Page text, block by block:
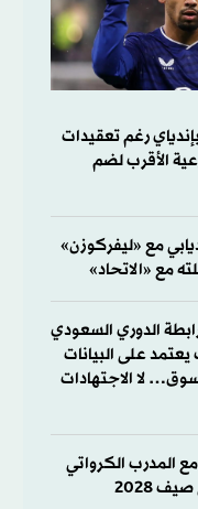
رغم تعقيدات
الأقرب لضم
مع «ليفركوزن»
مع «الاتحاد»
الدوري السعودي
يعتمد على البيانات
لا الاجتهادات
المدرب الكرواتي
2028